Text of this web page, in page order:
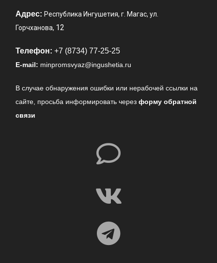
Адрес: Республика Ингушетия, г. Магас, ул.
Горчханова, 12
Телефон: +7 (8734) 77-25-25
E-mail: minpromsvyaz@ingushetia.ru
В случае обнаружения ошибки или нерабочей ссылки на
сайте, просьба информировать черезформу обратной
связи